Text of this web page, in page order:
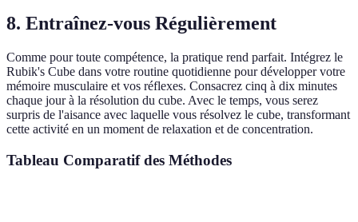
8. Entraînez-vous Régulièrement
Comme pour toute compétence, la pratique rend parfait. Intégrez le
Rubik's Cube dans votre routine quotidienne pour développer votre
mémoire musculaire et vos réflexes. Consacrez cinq à dix minutes
chaque jour à la résolution du cube. Avec le temps, vous serez
surpris de l'aisance avec laquelle vous résolvez le cube, transformant
cette activité en un moment de relaxation et de concentration.
Tableau Comparatif des Méthodes